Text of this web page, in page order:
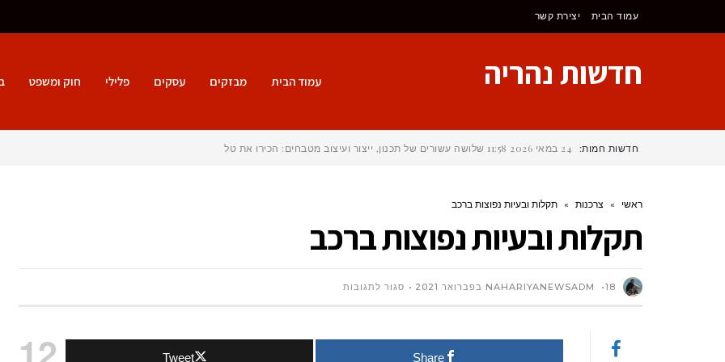
עמוד הבית יצירת קשר
חדשות נהריה עמוד הבית מבזקים עסקים פלילי חוק ומשפט
חדשות חמות: 24 במאי 2026 11:58 שלושה עשורים של תכנון, ייצור ועיצוב מטבחים: הכירו את טל מטבחים
ראשי » צרכנות » תקלות ובעיות נפוצות ברכב
תקלות ובעיות נפוצות ברכב
NAHARIYANEWSADM 18 בפברואר 2021 סגור לתגובותעל
Share
Tweet